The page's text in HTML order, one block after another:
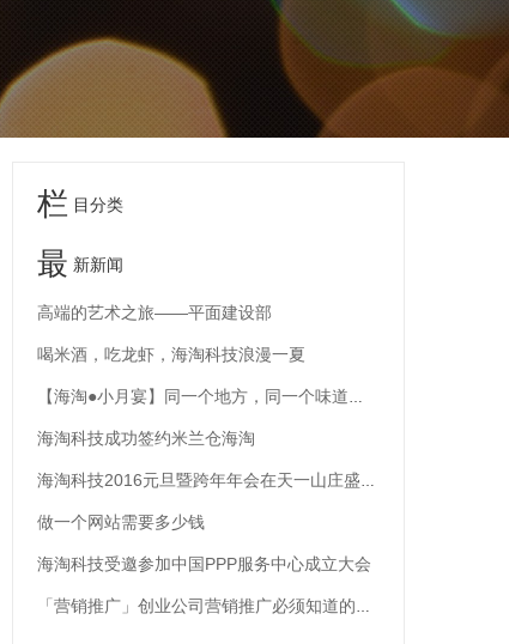
栏 目分类
最 新新闻
高端的艺术之旅——平面建设部
喝米酒，吃龙虾，海淘科技浪漫一夏
【海淘●小月宴】同一个地方，同一个味道，同一个梦想
海淘科技成功签约米兰仓海淘
海淘科技2016元旦暨跨年年会在天一山庄盛大召开
做一个网站需要多少钱
海淘科技受邀参加中国PPP服务中心成立大会
「营销推广」创业公司营销推广必须知道的要素！